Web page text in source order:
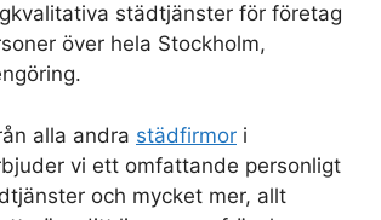
städtjänster för företag
över hela Stockholm,
alla andra städfirmor i
vi ett omfattande personligt
och mycket mer, allt